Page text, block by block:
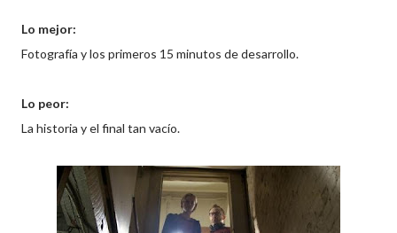
Lo mejor:
Fotografía y los primeros 15 minutos de desarrollo.
Lo peor:
La historia y el final tan vacío.